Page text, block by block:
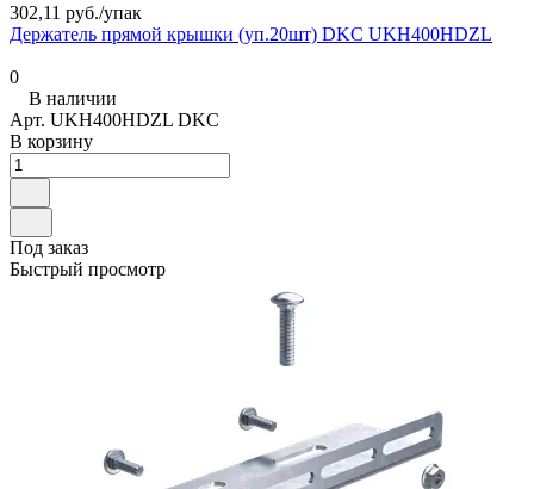
302,11 руб./упак
Держатель прямой крышки (уп.20шт) DKC UKH400HDZL
0
В наличии
Арт. UKH400HDZL DKC
В корзину
Под заказ
Быстрый просмотр